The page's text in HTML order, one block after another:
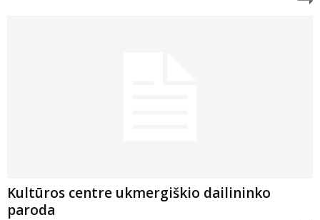
Kultūros centre ukmergiškio dailininko
paroda